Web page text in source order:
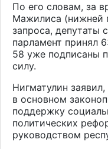
По его словам, за
Мажилиса (нижней
запроса, депутаты
парламент принял
58 уже подписаны
силу.
Нигматулин
в основном
поддержку
политических
руководством